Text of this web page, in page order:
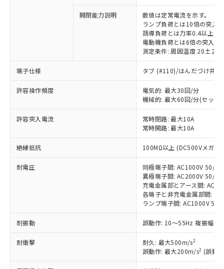
開閉能力説明
数値は定常電流を示す。
ランプ負荷とは10倍の突入
誘導負荷とは力率0.4以上
電動機負荷とは6倍の突入電
測定条件: 周囲温度 20±2℃
端子仕様 タブ (#110)/はんだづけ共用
許容操作頻度
電気的: 最大30回/分
機械的: 最大60回/分(セット
許容突入電流
常時閉路: 最大10A
常時開路: 最大10A
絶縁抵抗 100MΩ以上 (DC500Vメガ)
耐電圧
同極端子間: AC1000V 50/
異極端子間: AC2000V 50/
充電金属部とアース間:
各端子と非充電金属部間:
ランプ端子間: AC1000V
耐振動 誤動作: 10～55Hz 複振幅
耐衝撃 耐久: 最大500m/s2
誤動作: 最大200m/s2 (誤動
以下の条件をお読みいただき、同意のうえ
本サービスは、当社制御機器事業取扱
商品の当社在庫状況および標準価格
(税抜)を提供させていただくもので
当社制御機器事業取扱商品の中には、
※1 対応状況
対応済み：EU RoHS指令（10物質）の
非含有に対応した製品が提供可能な商品で
対応予定：EU RoHS指令（10物質）の非含
有に対応した製品に切り替える予定のある
対応予定なし：EU RoHS指令（10物質）の
非含有に非対応の商品で、対応品を出す予
調査・確認中：EU RoHS指令（10物質）の
非含有の対応状況を調査中または確認中の
非該当品：ライセンス料など無形物で、有
害物質有無と関係のない商品です。
仕入先様の事情により、非含有部品として
「○」：最大均質材料含有率が中国RoHSの
基準値以下であることを示します。
「×」：最大均質材料含有率が中国RoHSの